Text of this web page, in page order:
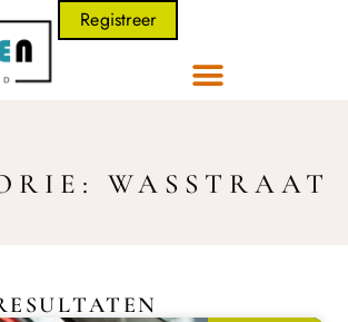
Registreer
WASSTRAAT